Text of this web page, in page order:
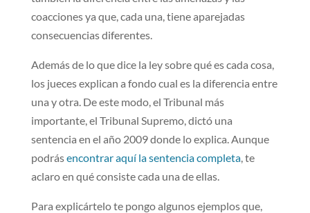
coacciones ya que, cada una, tiene aparejadas
consecuencias diferentes.
Además de lo que dice la ley sobre qué es cada cosa,
los jueces explican a fondo cual es la diferencia entre
una y otra. De este modo, el Tribunal más
importante, el Tribunal Supremo, dictó una
sentencia en el año 2009 donde lo explica. Aunque
podrásencontrar aquí la sentencia completa, te
aclaro en qué consiste cada una de ellas.
Para explicártelo te pongo algunos ejemplos que,